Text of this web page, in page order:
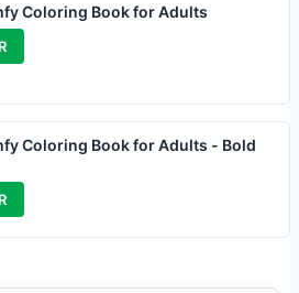
Coloring Book for Adults
Coloring Book for Adults - Bold